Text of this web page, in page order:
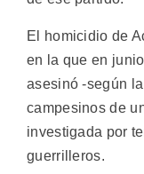
El homicidio de
en la que en
asesinó -según
campesinos de
investigada por
guerrilleros.